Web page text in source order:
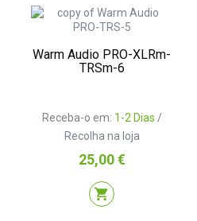
Warm Audio PRO-XLRm-
TRSm-6
Receba-o em: 1-2 Dias /
Recolha na loja
Preço
25,00 €
shopping_cart